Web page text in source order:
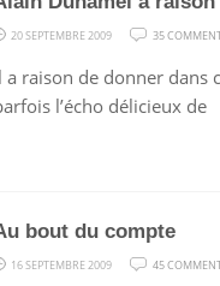
20 SEPTEMBRE 2009 35
a raison de donner dans
l’écho délicieux de
bout du compte
16 SEPTEMBRE 2009 45